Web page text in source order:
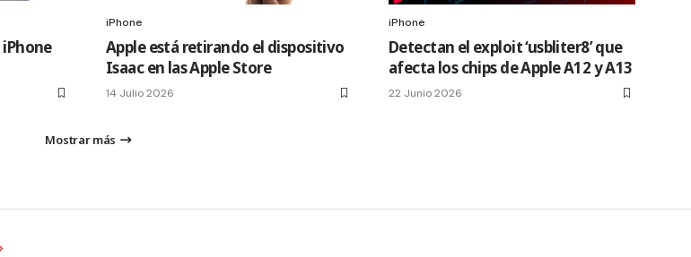
iPhone
iPhone
Apple está retirando el dispositivo
Isaac en las Apple Store
14 Julio 2026
iPhone
Detectan el exploit ‘usbliter8’ que
afecta los chips de Apple A12 y A13
22 Junio 2026
Mostrar más